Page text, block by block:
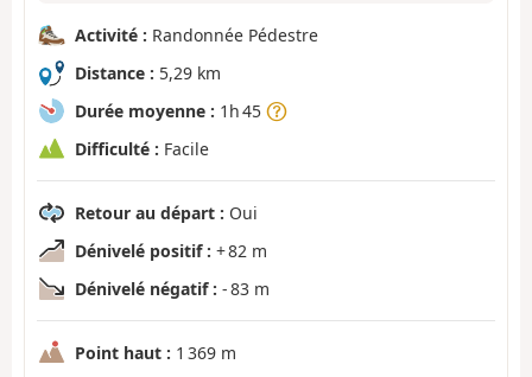
Activité : Randonnée Pédestre
Distance : 5,29 km
Durée moyenne : 1h 45
Difficulté : Facile
Retour au départ : Oui
Dénivelé positif : + 82 m
Dénivelé négatif : - 83 m
Point haut : 1 369 m